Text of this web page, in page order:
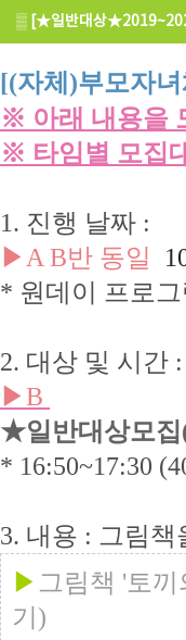
▒ [★일반대상
[(자체)부모자
※ 아래 내용을
※ 타임별 모집
1. 진행 날짜 :
▶A B반 동일
* 원데이 프로
2. 대상 및 시간 :
▶B
★일반대상모집
* 16:50~17:30
3. 내용 : 그림책
▶ 그림책 '토
기)